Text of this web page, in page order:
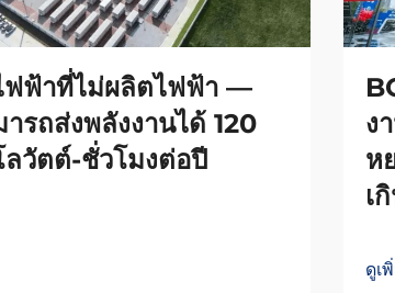
ฟฟ้าที่ไม่ผลิตไฟฟ้า —
รถส่งพลังงานได้ 120
วัตต์-ชั่วโมงต่อปี
ง
ห
เ
ดูเ